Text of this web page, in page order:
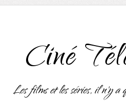
Ciné
Les films et les séries, il n'y